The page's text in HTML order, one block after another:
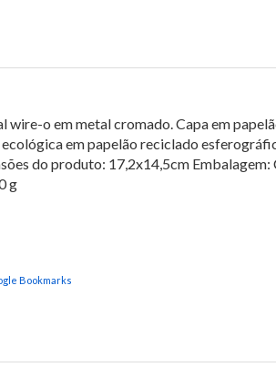
wire-o em metal cromado. Capa em
em papelão reciclado
do produto: 17,2x14,5cm Embalagem:
g
Bookmarks